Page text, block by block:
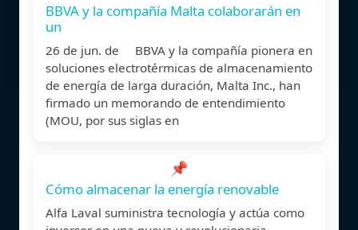
BBVA y la compañía Malta colaborarán en
un
26 de jun. de BBVA y la compañía pionera en
soluciones electrotérmicas de almacenamiento
de energía de larga duración, Malta Inc., han
firmado un memorando de entendimiento
(MOU, por sus siglas en
📌
Cómo almacenar la energía renovable
Alfa Laval suministra tecnología y actúa como